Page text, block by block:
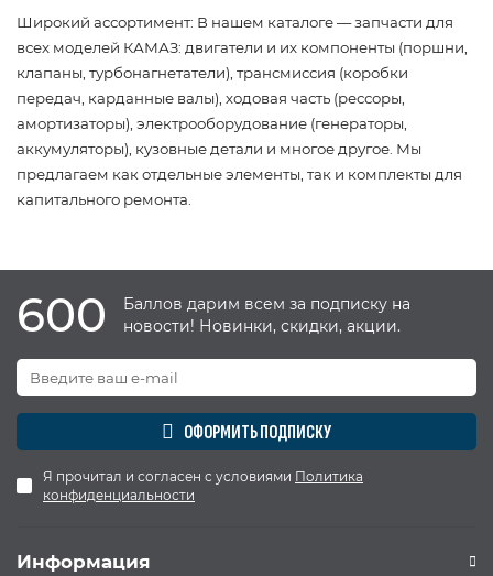
Широкий ассортимент: В нашем каталоге — запчасти для
всех моделей КАМАЗ: двигатели и их компоненты (поршни,
клапаны, турбонагнетатели), трансмиссия (коробки
передач, карданные валы), ходовая часть (рессоры,
амортизаторы), электрооборудование (генераторы,
аккумуляторы), кузовные детали и многое другое. Мы
предлагаем как отдельные элементы, так и комплекты для
капитального ремонта.
600
Баллов дарим всем за подписку на
новости! Новинки, скидки, акции.
ОФОРМИТЬ ПОДПИСКУ
Я прочитал и согласен с условиями Политика
конфиденциальности
Информация